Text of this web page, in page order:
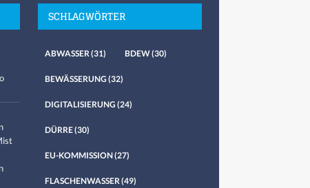
SCHLAGWÖRTER
ABWASSER (31) BDEW(30)
BEWÄSSERUNG (32)
DIGITALISIERUNG (24)
DÜRRE(30)
EU-KOMMISSION(27)
FLASCHENWASSER (49)